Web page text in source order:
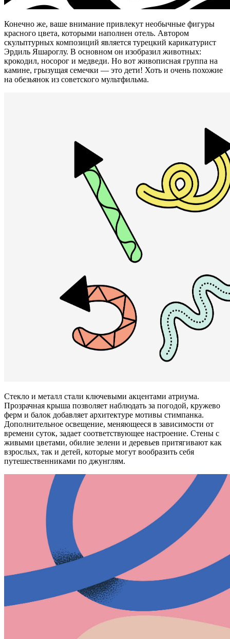
Конечно же, ваше внимание привлекут необычные фигуры
красного цвета, которыми наполнен отель. Автором
скульптурных композиций является турецкий карикатурист
Эрдиль Яшароглу. В основном он изобразил животных:
крокодил, носорог и медведи. Но вот живописная группа на
камине, грызущая семечки — это дети! Хоть и очень похожие
на обезьянок из советского мультфильма.
Стекло и металл стали ключевыми акцентами атриума.
Прозрачная крыша позволяет наблюдать за погодой, кружево
ферм и балок добавляет архитектуре мотивы стимпанка.
Дополнительное освещение, меняющееся в зависимости от
времени суток, задает соответствующее настроение. Стены с
живыми цветами, обилие зелени и деревьев притягивают как
взрослых, так и детей, которые могут вообразить себя
путешественниками по джунглям.